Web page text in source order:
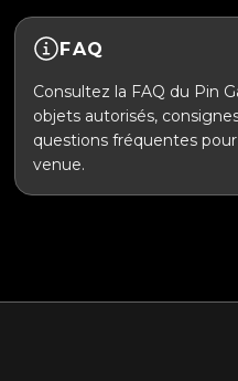
FAQ
Consultez la FAQ du Pin
objets autorisés,
questions fréquentes
venue.